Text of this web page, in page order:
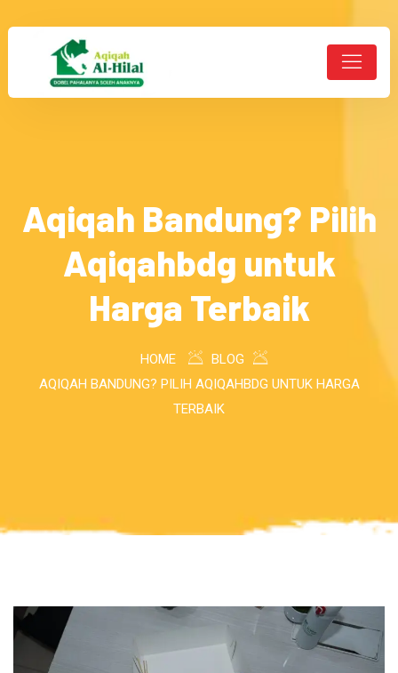
Aqiqah Bandung? Pilih
Aqiqahbdg untuk
Harga Terbaik
HOME
BLOG
AQIQAH BANDUNG? PILIH AQIQAHBDG UNTUK HARGA
TERBAIK